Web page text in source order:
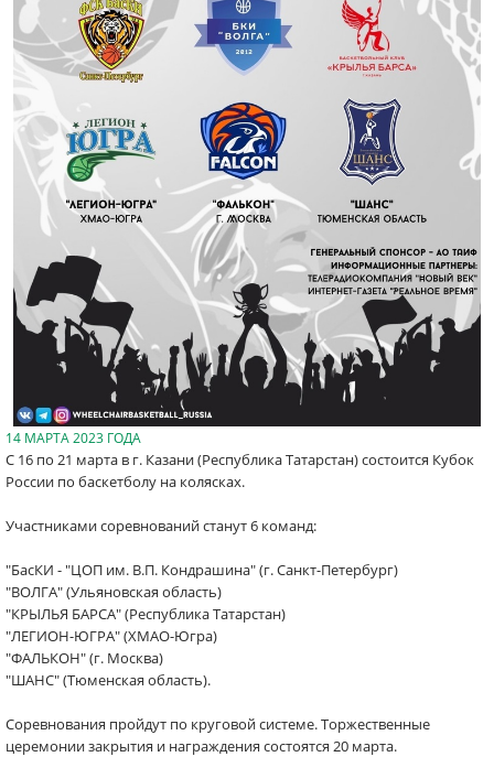
14 МАРТА 2023 ГОДА
С 16 по 21 марта в г. Казани (Республика Татарстан) состоится Кубок
России по баскетболу на колясках.
Участниками соревнований станут 6 команд:
"БасКИ - "ЦОП им. В.П. Кондрашина" (г. Санкт-Петербург)
"ВОЛГА" (Ульяновская область)
"КРЫЛЬЯ БАРСА" (Республика Татарстан)
"ЛЕГИОН-ЮГРА" (ХМАО-Югра)
"ФАЛЬКОН" (г. Москва)
"ШАНС" (Тюменская область).
Соревнования пройдут по круговой системе. Торжественные
церемонии закрытия и награждения состоятся 20 марта.